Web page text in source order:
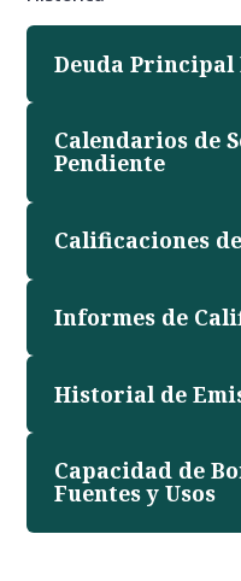
Deuda Principal
Calendarios de
Pendiente
Calificaciones
Informes de
Historial de
Capacidad de
Fuentes y Usos